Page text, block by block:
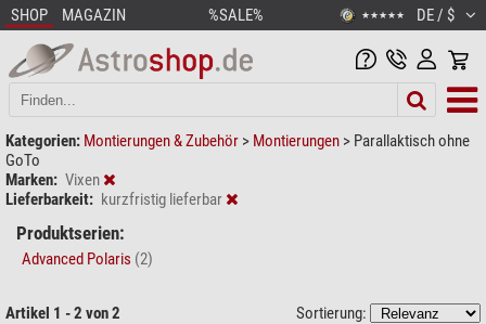
SHOP MAGAZIN %SALE% ★★★★★ DE / $
Kategorien: Montierungen & Zubehör > Montierungen > Parallaktisch ohne
GoTo
Marken: Vixen
Lieferbarkeit: kurzfristig lieferbar
Produktserien:
Advanced Polaris (2)
Artikel 1 - 2 von 2 Sortierung: